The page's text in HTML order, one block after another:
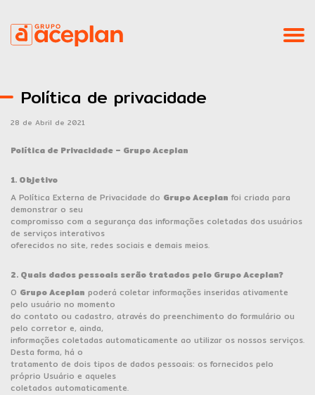
Institucional
ESG
Blog
Contato
Canal Direto - Denúncias
Sou Cliente
Política de privacidade
28 de Abril de 2021
Política de Privacidade – Grupo Aceplan
1. Objetivo
A Política Externa de Privacidade do Grupo Aceplan foi criada para
demonstrar o seu
compromisso com a segurança das informações coletadas dos usuários
de serviços interativos
oferecidos no site, redes sociais e demais meios.
2. Quais dados pessoais serão tratados pelo Grupo Aceplan?
O Grupo Aceplan poderá coletar informações inseridas ativamente
pelo usuário no momento
do contato ou cadastro, através do preenchimento do formulário ou
pelo corretor e, ainda,
informações coletadas automaticamente ao utilizar os nossos serviços.
Desta forma, há o
tratamento de dois tipos de dados pessoais: os fornecidos pelo
próprio Usuário e aqueles
coletados automaticamente.